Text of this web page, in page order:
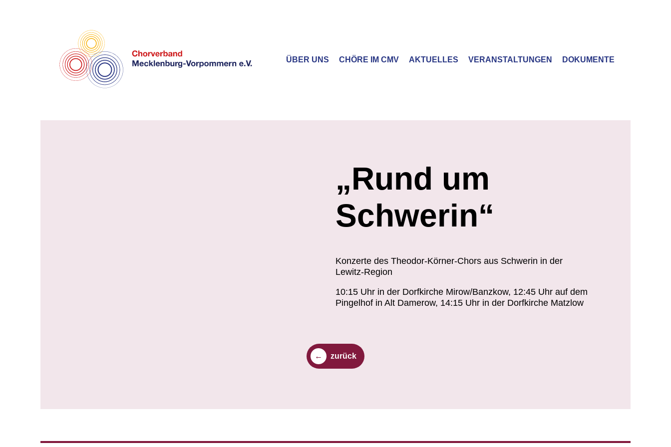
ÜBER UNS CHÖRE IM CMV AKTUELLES VERANSTALTUNGEN DOKUMENTE
„Rund um
Schwerin“
Konzerte des Theodor-Körner-Chors aus Schwerin in der
Lewitz-Region
10:15 Uhr in der Dorfkirche Mirow/Banzkow, 12:45 Uhr auf dem
Pingelhof in Alt Damerow, 14:15 Uhr in der Dorfkirche Matzlow
zurück